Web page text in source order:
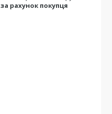
за рахунок покупця